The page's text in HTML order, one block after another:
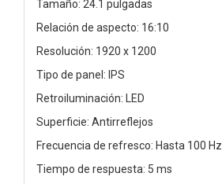
Tamaño: 24.1 pulgadas
Relación de aspecto: 16:10
Resolución: 1920 x 1200
Tipo de panel: IPS
Retroiluminación: LED
Superficie: Antirreflejos
Frecuencia de refresco: Hasta 100 Hz
Tiempo de respuesta: 5 ms